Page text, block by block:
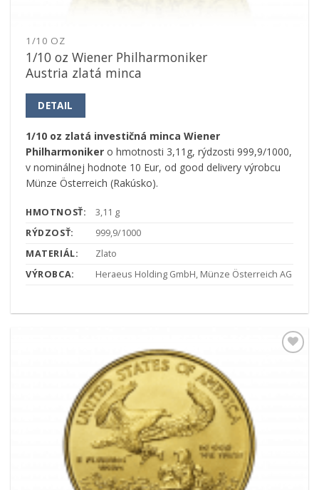
1/10 OZ
1/10 oz Wiener Philharmoniker
Austria zlatá minca
DETAIL
1/10 oz zlatá investičná minca Wiener
Philharmonikero hmotnosti 3,11g, rýdzosti 999,9/1000,
v nominálnej hodnote 10 Eur, od good delivery výrobcu
Münze Österreich (Rakúsko).
HMOTNOSŤ:
3,11 g
RÝDZOSŤ:
999,9/1000
MATERIÁL:
Zlato
VÝROBCA:
Heraeus Holding GmbH, Münze Österreich AG